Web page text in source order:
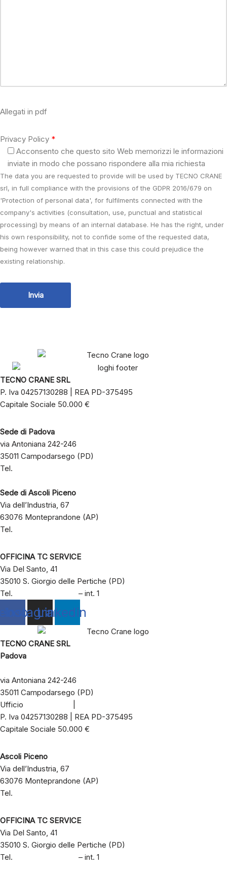
Allegati in pdf
Privacy Policy
Acconsento che questo sito Web memorizzi le informazioni
inviate in modo che possano rispondere alla mia richiesta
The data you are requested to provide will be used by TECNO CRANE
srl, in full compliance with the provisions of the GDPR 2016/679 on
'Protection of personal data', for fulfilments connected with the
company's activities (consultation, use, punctual and statistical
processing) by means of an internal database. He has the right, under
his own responsibility, not to confide some of the requested data,
being however warned that in this case this could prejudice the
existing relationship.
TECNO CRANE SRL
P. Iva 04257130288 | REA PD-375495
Capitale Sociale 50.000 €
Sede di Padova
via Antoniana 242-246
35011 Campodarsego (PD)
Tel.
Sede di Ascoli Piceno
Via dell’Industria, 67
63076 Monteprandone (AP)
Tel.
OFFICINA TC SERVICE
Via Del Santo, 41
35010 S. Giorgio delle Pertiche (PD)
Tel.
– int. 1
Instagram
Linkedin
TECNO CRANE SRL
Padova
via Antoniana 242-246
35011 Campodarsego (PD)
Ufficio
P. Iva 04257130288 | REA PD-375495
Capitale Sociale 50.000 €
Ascoli Piceno
Via dell’Industria, 67
63076 Monteprandone (AP)
Tel.
OFFICINA TC SERVICE
Via Del Santo, 41
35010 S. Giorgio delle Pertiche (PD)
Tel.
– int. 1